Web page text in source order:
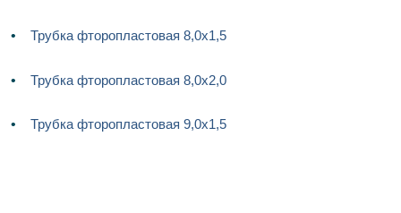
Трубка фторопластовая 8,0х1,5
Трубка фторопластовая 8,0х2,0
Трубка фторопластовая 9,0х1,5